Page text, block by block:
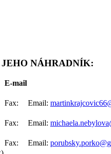
E-mail
Fax:
Fax: Email:
Fax: Email:
Fax: Email: